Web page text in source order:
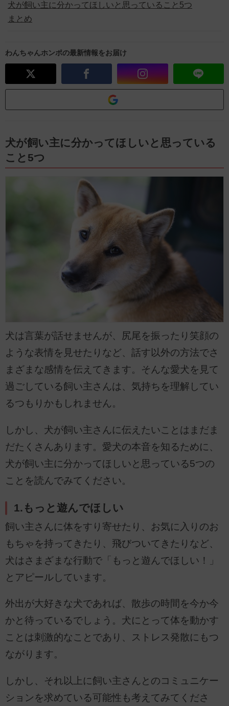
犬が飼い主に分かってほしいと思っていること5つ
まとめ
わんちゃんホンポの最新情報をお届け
犬が飼い主に分かってほしいと思っている
こと5つ
犬は言葉が話せませんが、尻尾を振ったり笑顔の
ような表情を見せたりなど、話す以外の方法でさ
まざまな感情を伝えてきます。そんな愛犬を見て
過ごしている飼い主さんは、気持ちを理解してい
るつもりかもしれません。
しかし、犬が飼い主さんに伝えたいことはまだま
だたくさんあります。愛犬の本音を知るために、
犬が飼い主に分かってほしいと思っている5つの
ことを読んでみてください。
1.もっと遊んでほしい
飼い主さんに体をすり寄せたり、お気に入りのお
もちゃを持ってきたり、飛びついてきたりなど、
犬はさまざまな行動で「もっと遊んでほしい！」
とアピールしています。
外出が大好きな犬であれば、散歩の時間を今か今
かと待っているでしょう。犬にとって体を動かす
ことは刺激的なことであり、ストレス発散にもつ
ながります。
しかし、それ以上に飼い主さんとのコミュニケー
ションを求めている可能性も考えてみてくださ